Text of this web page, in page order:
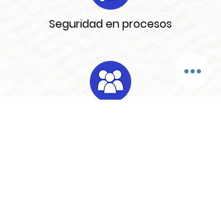
Seguridad en procesos